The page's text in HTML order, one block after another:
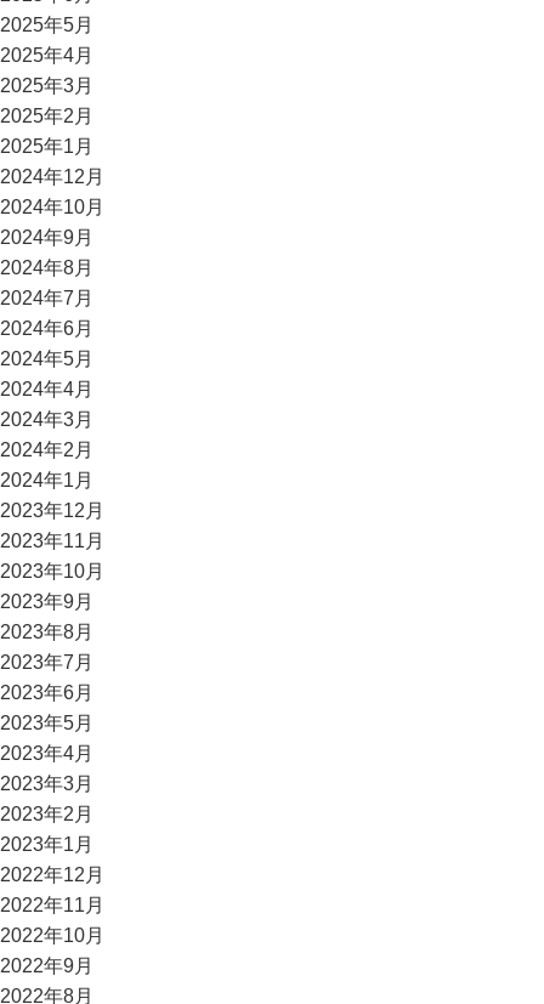
2025年5月
2025年4月
2025年3月
2025年2月
2025年1月
2024年12月
2024年10月
2024年9月
2024年8月
2024年7月
2024年6月
2024年5月
2024年4月
2024年3月
2024年2月
2024年1月
2023年12月
2023年11月
2023年10月
2023年9月
2023年8月
2023年7月
2023年6月
2023年5月
2023年4月
2023年3月
2023年2月
2023年1月
2022年12月
2022年11月
2022年10月
2022年9月
2022年8月